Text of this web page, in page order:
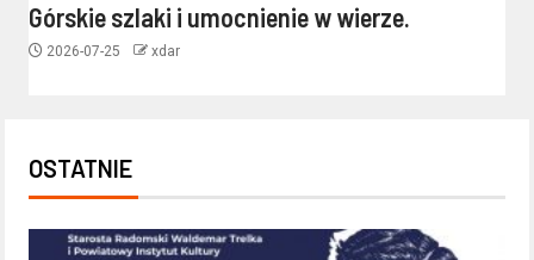
Górskie szlaki i umocnienie w wierze.
2026-07-25 xdar
OSTATNIE